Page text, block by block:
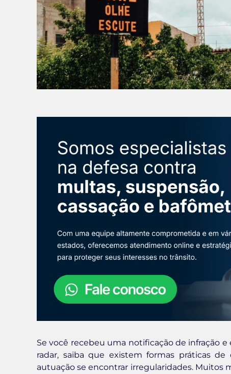
Se você recebeu uma notificação de infração
radar, saiba que existem formas práticas
autuação se encontrar irregularidades. Muitos